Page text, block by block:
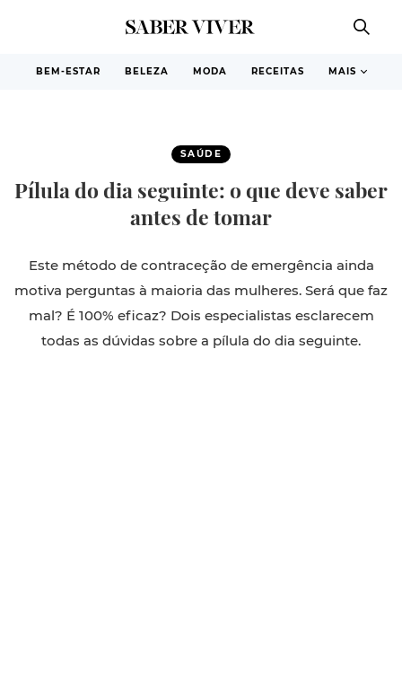
BEM-ESTAR BELEZA MODA RECEITAS MAIS
SAÚDE
Pílula do dia seguinte: o que deve saber
antes de tomar
Este método de contraceção de emergência ainda
motiva perguntas à maioria das mulheres. Será que faz
mal? É 100% eficaz? Dois especialistas esclarecem
todas as dúvidas sobre a pílula do dia seguinte.